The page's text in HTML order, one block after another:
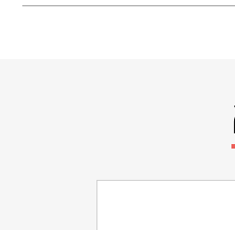
אתם מכירים?
רבים רצו לבנות את ירושלים. למה